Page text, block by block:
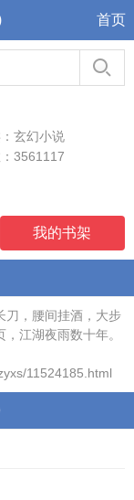
首页
玄幻小说
3561117
我的书架
刀，腰间挂酒，大步
江湖夜雨数十年。
11524185.html